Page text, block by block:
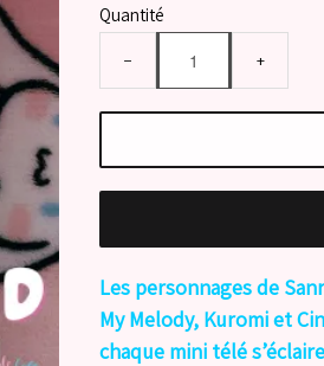
Quantité
− +
Les personnages de
My Melody, Kuromi et
chaque mini télé